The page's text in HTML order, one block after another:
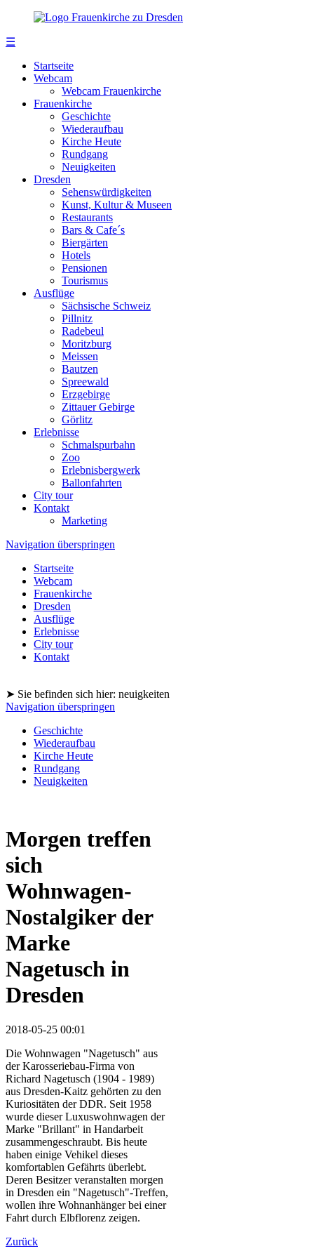
☰
Startseite
Webcam
Webcam Frauenkirche
Frauenkirche
Geschichte
Wiederaufbau
Kirche Heute
Rundgang
Neuigkeiten
Dresden
Sehenswürdigkeiten
Kunst, Kultur & Museen
Restaurants
Bars & Cafe´s
Biergärten
Hotels
Pensionen
Tourismus
Ausflüge
Sächsische Schweiz
Pillnitz
Radebeul
Moritzburg
Meissen
Bautzen
Spreewald
Erzgebirge
Zittauer Gebirge
Görlitz
Erlebnisse
Schmalspurbahn
Zoo
Erlebnisbergwerk
Ballonfahrten
City tour
Kontakt
Marketing
Navigation überspringen
Startseite
Webcam
Frauenkirche
Dresden
Ausflüge
Erlebnisse
City tour
Kontakt
➤ Sie befinden sich hier: neuigkeiten
Navigation überspringen
Geschichte
Wiederaufbau
Kirche Heute
Rundgang
Neuigkeiten
Morgen treffen
sich
Wohnwagen-
Nostalgiker der
Marke
Nagetusch in
Dresden
2018-05-25 00:01
Die Wohnwagen "Nagetusch" aus
der Karosseriebau-Firma von
Richard Nagetusch (1904 - 1989)
aus Dresden-Kaitz gehörten zu den
Kuriositäten der DDR. Seit 1958
wurde dieser Luxuswohnwagen der
Marke "Brillant" in Handarbeit
zusammengeschraubt. Bis heute
haben einige Vehikel dieses
komfortablen Gefährts überlebt.
Deren Besitzer veranstalten morgen
in Dresden ein "Nagetusch"-Treffen,
wollen ihre Wohnanhänger bei einer
Fahrt durch Elbflorenz zeigen.
Zurück